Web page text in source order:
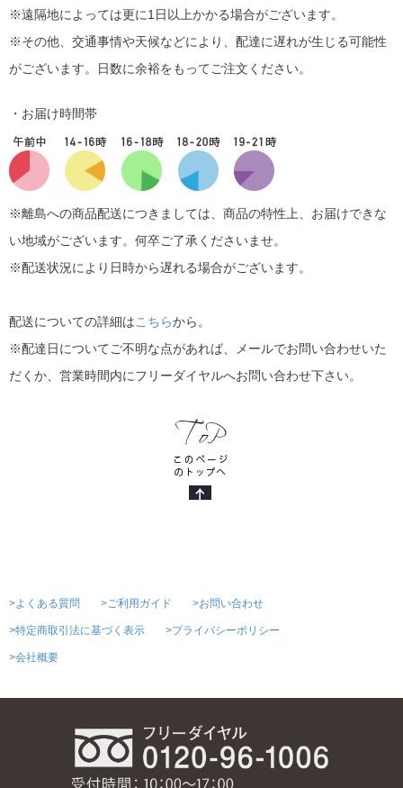
※遠隔地によっては更に1日以上かかる場合がございます。
※その他、交通事情や天候などにより、配達に遅れが生じる可能性
がございます。日数に余裕をもってご注文ください。
・お届け時間帯
※離島への商品配送につきましては、商品の特性上、お届けできな
い地域がございます。何卒ご了承くださいませ。
※配送状況により日時から遅れる場合がございます。
配送についての詳細はこちらから。
※配達日についてご不明な点があれば、メールでお問い合わせいた
だくか、営業時間内にフリーダイヤルへお問い合わせ下さい。
>よくある質問 >ご利用ガイド >お問い合わせ
>特定商取引法に基づく表示 >プライバシーポリシー
>会社概要